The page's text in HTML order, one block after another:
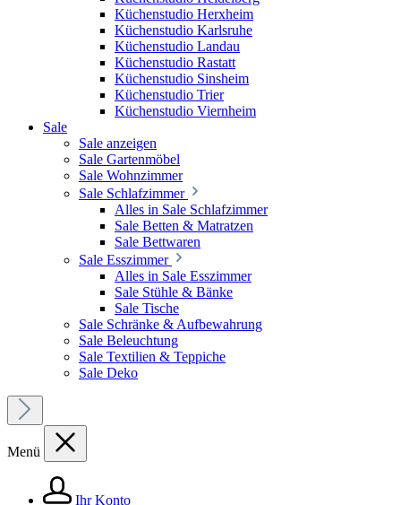
Küchenstudio Herxheim
Küchenstudio Karlsruhe
Küchenstudio Landau
Küchenstudio Rastatt
Küchenstudio Sinsheim
Küchenstudio Trier
Küchenstudio Viernheim
Sale
Sale anzeigen
Sale Gartenmöbel
Sale Wohnzimmer
Sale Schlafzimmer
Alles in Sale Schlafzimmer
Sale Betten & Matratzen
Sale Bettwaren
Sale Esszimmer
Alles in Sale Esszimmer
Sale Stühle & Bänke
Sale Tische
Sale Schränke & Aufbewahrung
Sale Beleuchtung
Sale Textilien & Teppiche
Sale Deko
Menü
Ihr Konto